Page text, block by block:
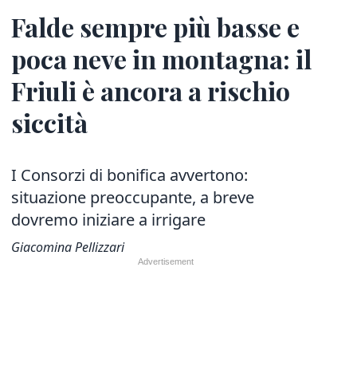
Falde sempre più basse e
poca neve in montagna: il
Friuli è ancora a rischio
siccità
I Consorzi di bonifica avvertono:
situazione preoccupante, a breve
dovremo iniziare a irrigare
Giacomina Pellizzari